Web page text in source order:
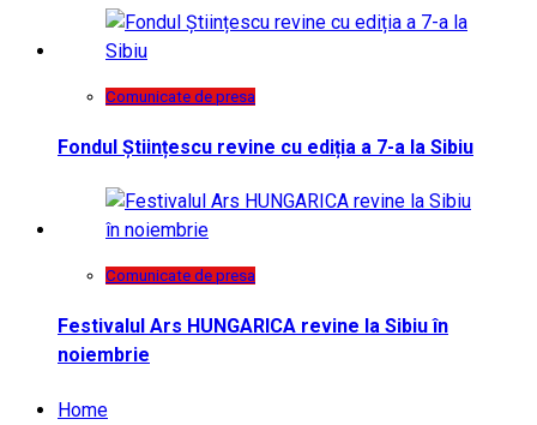
Comunicate de presa
Fondul Științescu revine cu ediția a 7-a la Sibiu
Comunicate de presa
Festivalul Ars HUNGARICA revine la Sibiu în
noiembrie
Home